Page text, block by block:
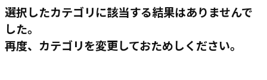
選択したカテゴリに該当する結果はありませんで
した。
再度、カテゴリを変更しておためしください。